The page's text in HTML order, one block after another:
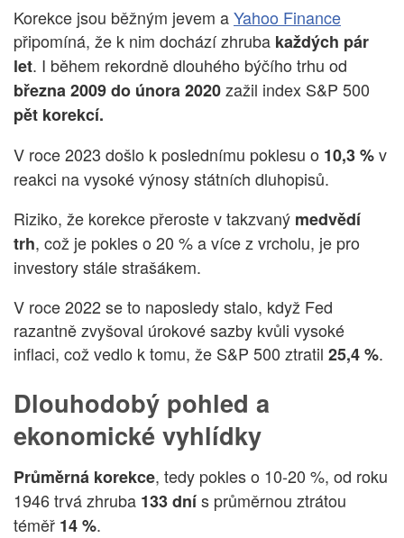
Korekce jsou běžným jevem aYahoo Finance
připomíná, že k nim dochází zhruba každých pár
let. I během rekordně dlouhého býčího trhu od
března 2009 do února 2020zažil index S&P 500
pět korekcí.
V roce 2023 došlo k poslednímu poklesu o 10,3 %v
reakci na vysoké výnosy státních dluhopisů.
Riziko, že korekce přeroste v takzvaný medvědí
trh, což je pokles o 20 % a více z vrcholu, je pro
investory stále strašákem.
V roce 2022 se to naposledy stalo, když Fed
razantně zvyšoval úrokové sazby kvůli vysoké
inflaci, což vedlo k tomu, že S&P 500 ztratil 25,4 %.
Dlouhodobý pohled a
ekonomické vyhlídky
Průměrná korekce, tedy pokles o 10-20 %, od roku
1946 trvá zhruba 133 dnís průměrnou ztrátou
téměř 14 %.